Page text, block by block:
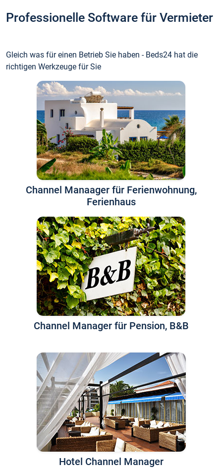
Professionelle Software für Vermieter
Gleich was für einen Betrieb Sie haben - Beds24 hat die
richtigen Werkzeuge für Sie
Channel Manaager für Ferienwohnung,
Ferienhaus
Channel Manager für Pension, B&B
Hotel Channel Manager